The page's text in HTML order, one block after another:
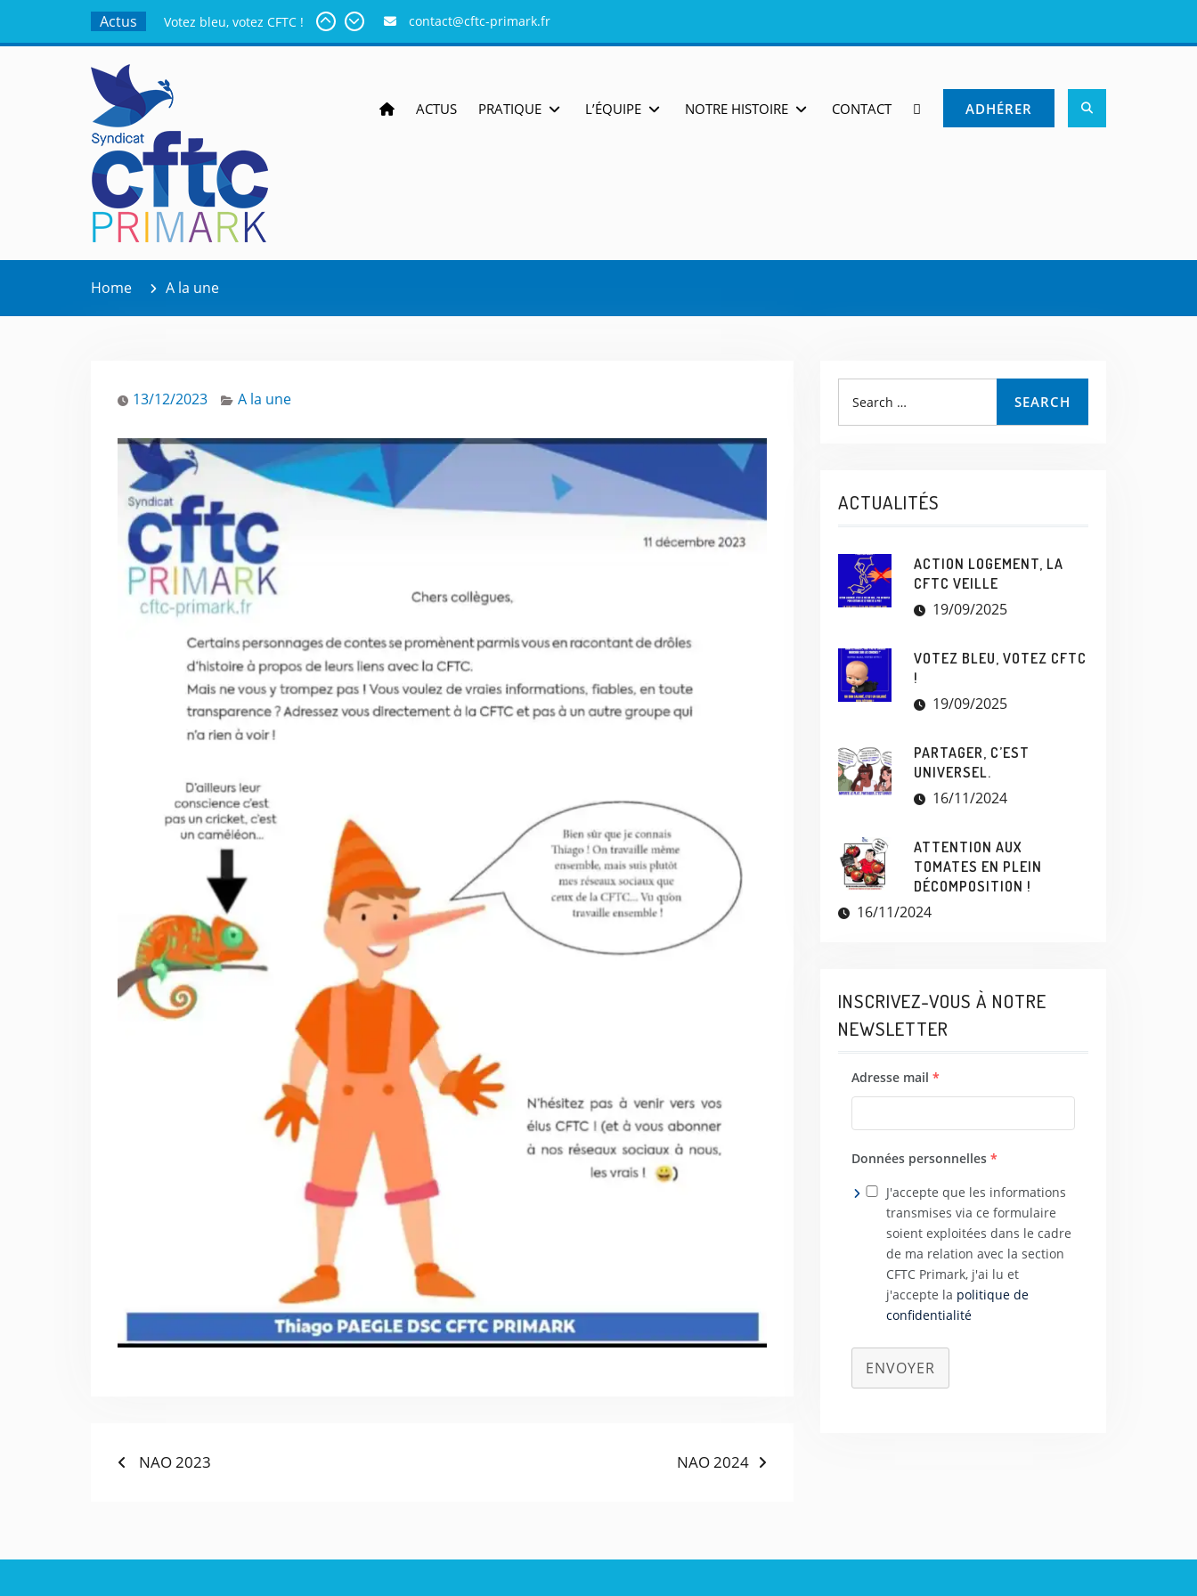
Actus
Votez bleu, votez CFTC !
Partager, c’est universel.
plein décomposition !
Ensemble , nous
Action Logement, la CFTC
veille
contact@cftc-primark.fr
ACTUS PRATIQUE L’ÉQUIPE NOTRE HISTOIRE CONTACT ADHÉRER
Home A la une
13/12/2023 A la une
NAO 2023 NAO 2024
SEARCH
ACTUALITÉS
ACTION LOGEMENT, LA
CFTC VEILLE
19/09/2025
VOTEZ BLEU, VOTEZ CFTC
!
19/09/2025
PARTAGER, C’EST
UNIVERSEL.
16/11/2024
ATTENTION AUX
TOMATES EN PLEIN
DÉCOMPOSITION !
16/11/2024
INSCRIVEZ-VOUS À NOTRE
NEWSLETTER
Adresse mail *
Données personnelles *
J'accepte que les informations
transmises via ce formulaire
soient exploitées dans le cadre
de ma relation avec la section
CFTC Primark, j'ai lu et
j'accepte la politique de
confidentialité
ENVOYER